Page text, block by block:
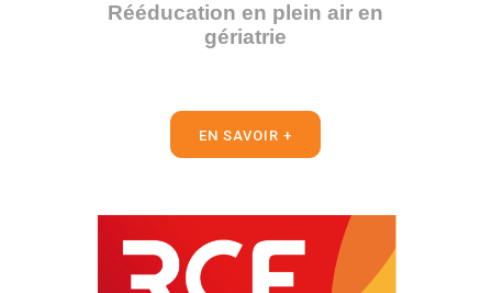
Rééducation en plein air en
gériatrie
EN SAVOIR +